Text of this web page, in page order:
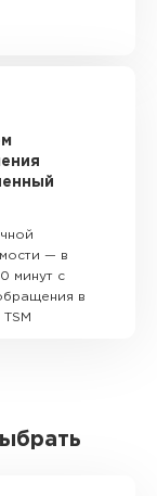
— в
минут с
в